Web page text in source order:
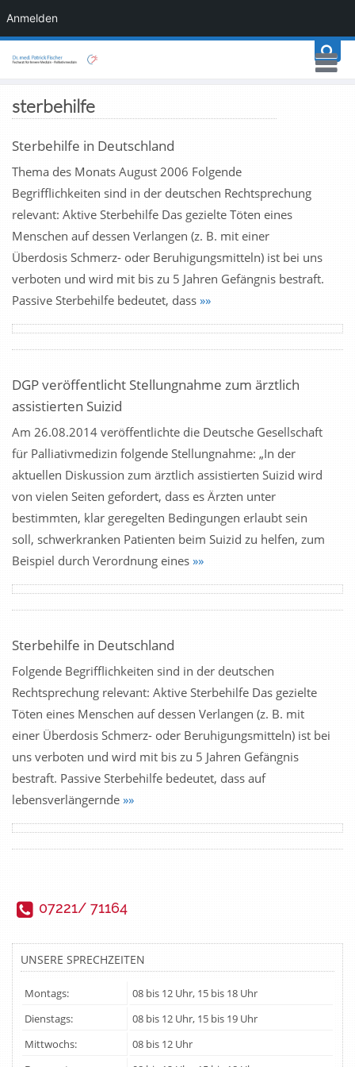
Anmelden
sterbehilfe
Sterbehilfe in Deutschland
Thema des Monats August 2006 Folgende
Begrifflichkeiten sind in der deutschen Rechtsprechung
relevant: Aktive Sterbehilfe Das gezielte Töten eines
Menschen auf dessen Verlangen (z. B. mit einer
Überdosis Schmerz- oder Beruhigungsmitteln) ist bei uns
verboten und wird mit bis zu 5 Jahren Gefängnis bestraft.
Passive Sterbehilfe bedeutet, dass »»
DGP veröffentlicht Stellungnahme zum ärztlich
assistierten Suizid
Am 26.08.2014 veröffentlichte die Deutsche Gesellschaft
für Palliativmedizin folgende Stellungnahme: „In der
aktuellen Diskussion zum ärztlich assistierten Suizid wird
von vielen Seiten gefordert, dass es Ärzten unter
bestimmten, klar geregelten Bedingungen erlaubt sein
soll, schwerkranken Patienten beim Suizid zu helfen, zum
Beispiel durch Verordnung eines »»
Sterbehilfe in Deutschland
Folgende Begrifflichkeiten sind in der deutschen
Rechtsprechung relevant: Aktive Sterbehilfe Das gezielte
Töten eines Menschen auf dessen Verlangen (z. B. mit
einer Überdosis Schmerz- oder Beruhigungsmitteln) ist bei
uns verboten und wird mit bis zu 5 Jahren Gefängnis
bestraft. Passive Sterbehilfe bedeutet, dass auf
lebensverlängernde »»
07221/ 71164
UNSERE SPRECHZEITEN
Montags:
08 bis 12 Uhr, 15 bis 18 Uhr
Dienstags:
08 bis 12 Uhr, 15 bis 19 Uhr
Mittwochs:
08 bis 12 Uhr